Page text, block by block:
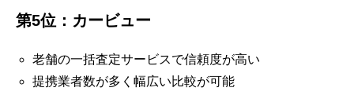
第5位：カービュー
老舗の一括査定サービスで信頼度が高い
提携業者数が多く幅広い比較が可能